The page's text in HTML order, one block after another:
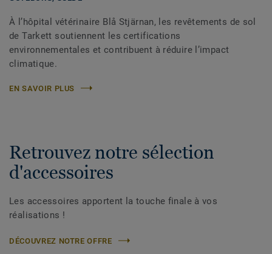
À l’hôpital vétérinaire Blå Stjärnan, les revêtements de sol
de Tarkett soutiennent les certifications
environnementales et contribuent à réduire l’impact
climatique.
EN SAVOIR PLUS
Retrouvez notre sélection
d'accessoires
Les accessoires apportent la touche finale à vos
réalisations !
DÉCOUVREZ NOTRE OFFRE